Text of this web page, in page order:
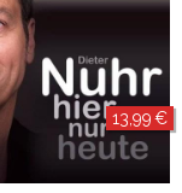
13,99 €